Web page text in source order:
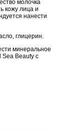
молочка
кожу лица и
нанести
глицерин.
минеральное
Beauty с